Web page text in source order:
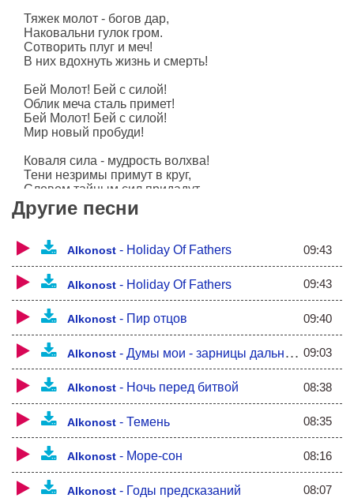
Тяжек молот - богов дар,
Наковальни гулок гром.
Сотворить плуг и меч!
В них вдохнуть жизнь и смерть!
Бей Молот! Бей с силой!
Облик меча сталь примет!
Бей Молот! Бей с силой!
Мир новый пробуди!
Коваля сила - мудрость волхва!
Тени незримы примут в круг,
Словом тайным сил придадут,
В помощь Огнь они призовут.
Воды бездонны жар укротят,
Громы небесны песнь воспоют,
Силу велику в молот вдохнув!
Духи огня, духи воды,
Боги железны, славны волхвы,
Жизнью и смертью его сохраните!
Молот Всесильный - пеньем буди,
В жаре огня жизнь и смерть сотвори!
Выйдет из пламени плуг и меч,
В них вдохни жизнь и смерть!
Бей Молот! Бей с силой!
Облик меча сталь примет!
Бей Молот! Бей с силой!
Мир новый пробуди!
Другие песни
Alkonost - Holiday Of Fathers 09:43
Alkonost - Holiday Of Fathers 09:43
Alkonost - Пир отцов 09:40
Alkonost - Думы мои - зарницы дальние... 09:03
Alkonost - Ночь перед битвой 08:38
Alkonost - Темень 08:35
Alkonost - Море-сон 08:16
Alkonost - Годы предсказаний 08:07